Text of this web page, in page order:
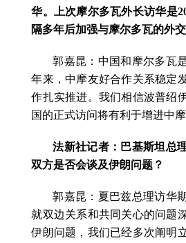
华。上次摩尔多瓦外长访华是
隔多年后加强与摩尔多瓦的外
郭嘉昆：中国和摩尔多瓦
年来，中摩友好合作关系稳定
作扎实推进。我们相信波普绍
国的正式访问将有利于增进中摩
法新社记者：巴基斯坦总
双方是否会谈及伊朗问题？
郭嘉昆：夏巴兹总理访华
就双边关系和共同关心的问题
伊朗问题，我们已经多次阐明